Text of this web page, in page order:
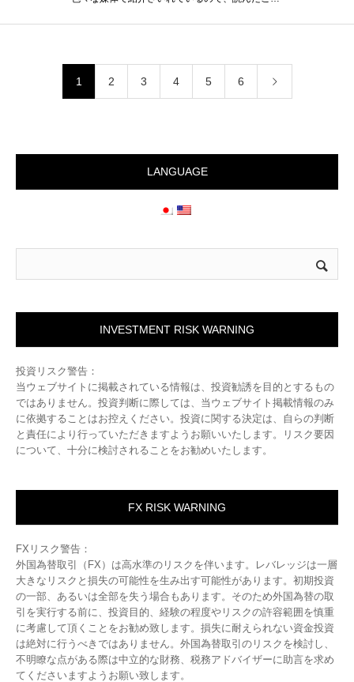
1 2 3 4 5 6
LANGUAGE
INVESTMENT RISK WARNING
投資リスク警告：
当ウェブサイトに掲載されている情報は、投資勧誘を目的とするもの
ではありません。投資判断に際しては、当ウェブサイト掲載情報のみ
に依拠することはお控えください。投資に関する決定は、自らの判断
と責任により行っていただきますようお願いいたします。リスク要因
について、十分に検討されることをお勧めいたします。
FX RISK WARNING
FXリスク警告：
外国為替取引（FX）は高水準のリスクを伴います。レバレッジは一層
大きなリスクと損失の可能性を生み出す可能性があります。初期投資
の一部、あるいは全部を失う場合もあります。そのため外国為替の取
引を実行する前に、投資目的、経験の程度やリスクの許容範囲を慎重
に考慮して頂くことをお勧め致します。損失に耐えられない資金投資
は絶対に行うべきではありません。外国為替取引のリスクを検討し、
不明瞭な点がある際は中立的な財務、税務アドバイザーに助言を求め
てくださいますようお願い致します。